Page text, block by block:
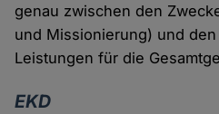
genau zwischen den
und Missionierung) und
Leistungen für die
EKD